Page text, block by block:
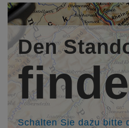
Bauherr/in:
Bösherz Immobilien GmbH ,
immo.de
Entwurfsverfasser/in:
Architekt Dipl.-Ing. René Krüger,
Karlsruhe, http://www.krueger-
Mitarbeiter/in:
Architektin M.Sc. Vanessa
Den
Schalten Sie dazu bitte